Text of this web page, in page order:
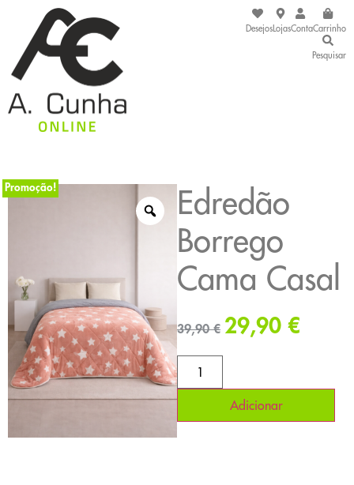
DesejosLojasContaCarrinho
Pesquisar
Promoção!
Edredão
Borrego
Cama Casal
39,90€ 29,90 €
Adicionar